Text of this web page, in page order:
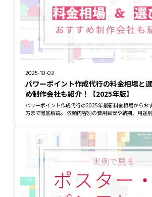
2025-10-03
パワーポイント作成代行の料金相場と
め制作会社も紹介！【2025年版】
パワーポイント作成代行の2025年最新料金相場からお
方まで徹底解説。 依頼内容別の費用目安や納期、用途